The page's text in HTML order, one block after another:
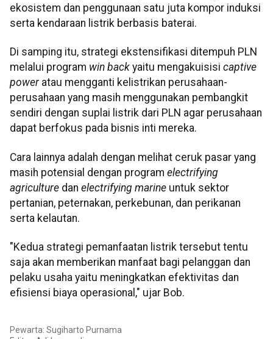
ekosistem dan penggunaan satu juta kompor induksi
serta kendaraan listrik berbasis baterai.
Di samping itu, strategi ekstensifikasi ditempuh PLN
melalui program win back yaitu mengakuisisi captive
poweratau mengganti kelistrikan perusahaan-
perusahaan yang masih menggunakan pembangkit
sendiri dengan suplai listrik dari PLN agar perusahaan
dapat berfokus pada bisnis inti mereka.
Cara lainnya adalah dengan melihat ceruk pasar yang
masih potensial dengan program electrifying
agriculture dan electrifying marine untuk sektor
pertanian, peternakan, perkebunan, dan perikanan
serta kelautan.
"Kedua strategi pemanfaatan listrik tersebut tentu
saja akan memberikan manfaat bagi pelanggan dan
pelaku usaha yaitu meningkatkan efektivitas dan
efisiensi biaya operasional," ujar Bob.
Pewarta: Sugiharto Purnama